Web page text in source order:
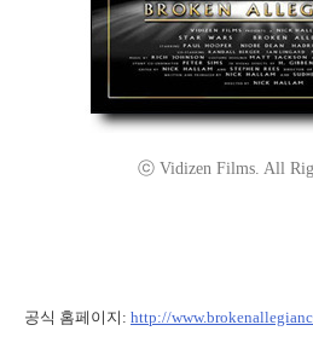
ⓒ Vidizen Films. All
공식 홈페이지: http://